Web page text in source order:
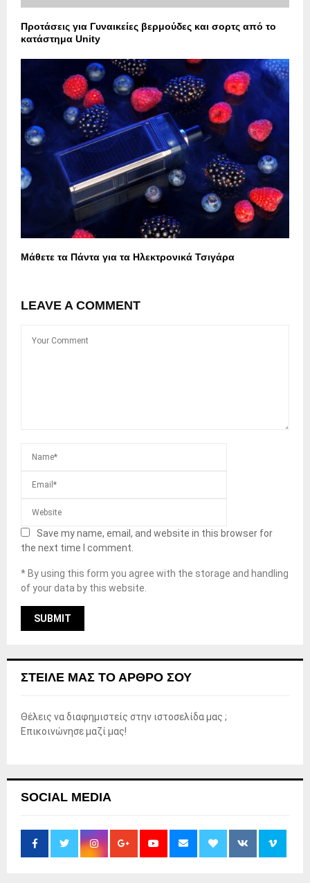
Προτάσεις για Γυναικείες βερμούδες και σορτς από το
κατάστημα Unity
Μάθετε τα Πάντα για τα Ηλεκτρονικά Τσιγάρα
LEAVE A COMMENT
Save my name, email, and website in this browser for
the next time I comment.
* By using this form you agree with the storage and handling
of your data by this website.
ΣΤΕΊΛΕ ΜΑΣ ΤΟ ΆΡΘΡΟ ΣΟΥ
Θέλεις να διαφημιστείς στην ιστοσελίδα μας ;
Επικοινώνησε μαζί μας!
SOCIAL MEDIA